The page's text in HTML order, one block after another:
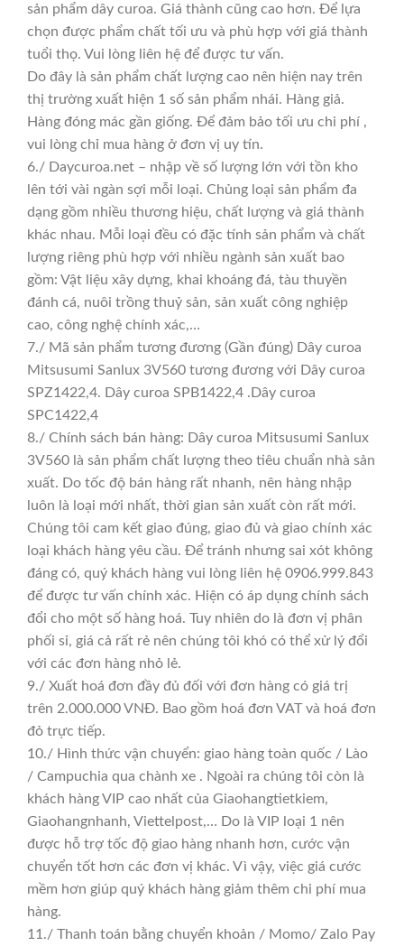
sản phẩm dây curoa. Giá thành cũng cao hơn. Để lựa
chọn được phẩm chất tối ưu và phù hợp với giá thành
tuổi thọ. Vui lòng liên hệ để được tư vấn.
Do đây là sản phẩm chất lượng cao nên hiện nay trên
thị trường xuất hiện 1 số sản phẩm nhái. Hàng giả.
Hàng đóng mác gần giống. Để đảm bảo tối ưu chi phí ,
vui lòng chỉ mua hàng ở đơn vị uy tín.
6./ Daycuroa.net – nhập về số lượng lớn với tồn kho
lên tới vài ngàn sợi mỗi loại. Chủng loại sản phẩm đa
dạng gồm nhiều thương hiệu, chất lượng và giá thành
khác nhau. Mỗi loại đều có đặc tính sản phẩm và chất
lượng riêng phù hợp với nhiều ngành sản xuất bao
gồm: Vật liệu xây dựng, khai khoáng đá, tàu thuyền
đánh cá, nuôi trồng thuỷ sản, sản xuất công nghiệp
cao, công nghệ chính xác,…
7./ Mã sản phẩm tương đương (Gần đúng) Dây curoa
Mitsusumi Sanlux 3V560 tương đương với Dây curoa
SPZ1422,4. Dây curoa SPB1422,4 .Dây curoa
SPC1422,4
8./ Chính sách bán hàng: Dây curoa Mitsusumi Sanlux
3V560 là sản phẩm chất lượng theo tiêu chuẩn nhà sản
xuất. Do tốc độ bán hàng rất nhanh, nên hàng nhập
luôn là loại mới nhất, thời gian sản xuất còn rất mới.
Chúng tôi cam kết giao đúng, giao đủ và giao chính xác
loại khách hàng yêu cầu. Để tránh nhưng sai xót không
đáng có, quý khách hàng vui lòng liên hệ 0906.999.843
để được tư vấn chính xác. Hiện có áp dụng chính sách
đổi cho một số hàng hoá. Tuy nhiên do là đơn vị phân
phối sỉ, giá cả rất rẻ nên chúng tôi khó có thể xử lý đổi
với các đơn hàng nhỏ lẻ.
9./ Xuất hoá đơn đầy đủ đối với đơn hàng có giá trị
trên 2.000.000 VNĐ. Bao gồm hoá đơn VAT và hoá đơn
đỏ trực tiếp.
10./ Hình thức vận chuyển: giao hàng toàn quốc / Lào
/ Campuchia qua chành xe . Ngoài ra chúng tôi còn là
khách hàng VIP cao nhất của Giaohangtietkiem,
Giaohangnhanh, Viettelpost,… Do là VIP loại 1 nên
được hỗ trợ tốc độ giao hàng nhanh hơn, cước vận
chuyển tốt hơn các đơn vị khác. Vì vậy, việc giá cước
mềm hơn giúp quý khách hàng giảm thêm chi phí mua
hàng.
11./ Thanh toán bằng chuyển khoản / Momo/ Zalo Pay